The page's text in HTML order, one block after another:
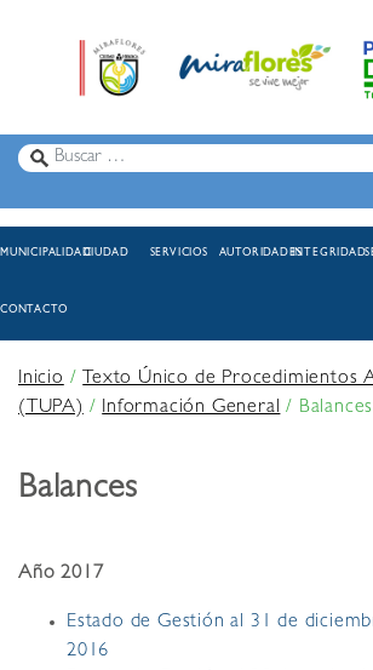
MUNICIPALIDADCIUDAD SERVICIOS AUTORIDADESINTEGRIDAD
CONTACTO
Inicio/Texto Único de Procedimientos
(TUPA)/Información General/ Balances
Balances
Año 2017
Estado de Gestión al 31 de
2016